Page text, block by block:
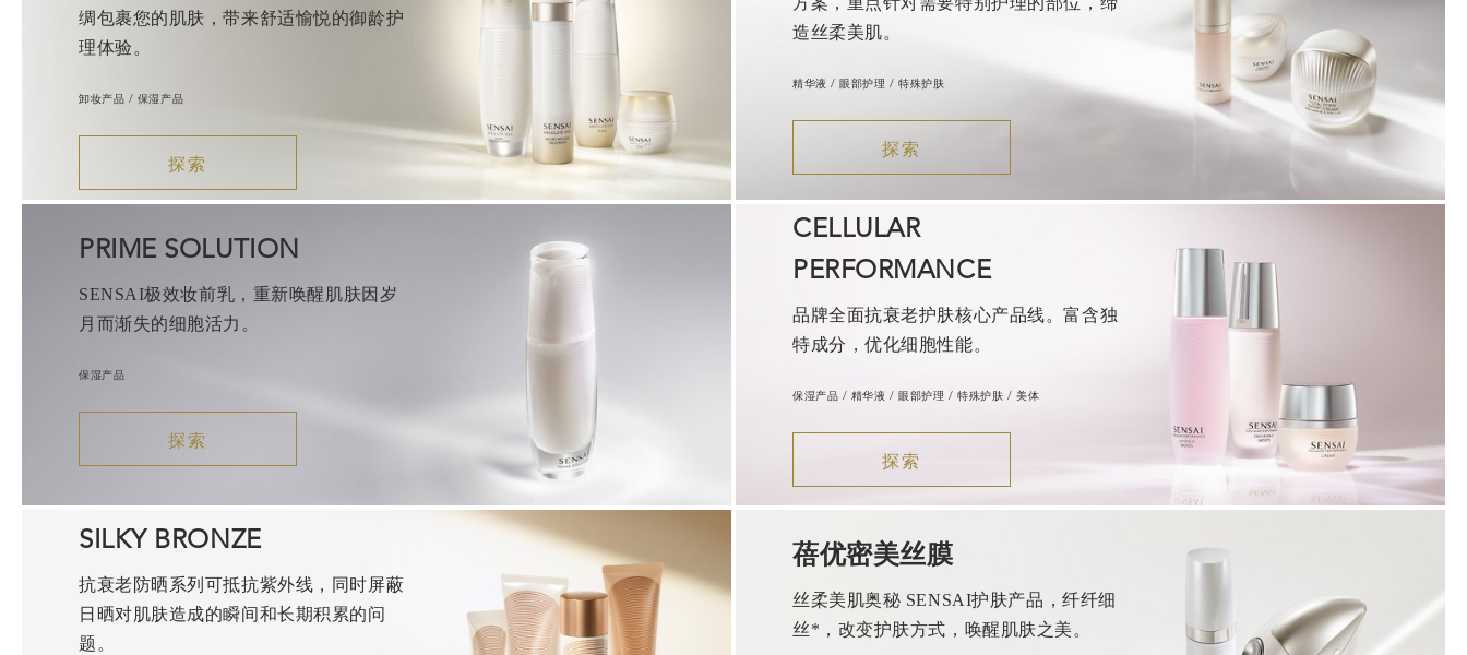
绸包裹您的肌肤，带来舒适愉悦的御龄护
理体验。
卸妆产品 / 保湿产品
探索
造丝柔美肌。
精华液 / 眼部护理 / 特殊护肤
探索
PRIME SOLUTION
SENSAI极效妆前乳，重新唤醒肌肤因岁
月而渐失的细胞活力。
保湿产品
探索
CELLULAR
PERFORMANCE
品牌全面抗衰老护肤核心产品线。富含独
特成分，优化细胞性能。
保湿产品 / 精华液 / 眼部护理 / 特殊护肤 / 美体
探索
SILKY BRONZE
抗衰老防晒系列可抵抗紫外线，同时屏蔽
日晒对肌肤造成的瞬间和长期积累的问
题。
蓓优密美丝膜
丝柔美肌奥秘 SENSAI护肤产品，纤纤细
丝*，改变护肤方式，唤醒肌肤之美。